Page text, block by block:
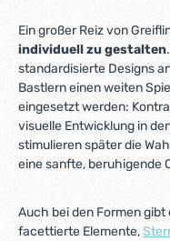
Ein großer Reiz von
individuell zu gestalten
standardisierte Designs
Bastlern einen weiten
eingesetzt werden:
visuelle Entwicklung in
stimulieren später die
eine sanfte, beruhigende
Auch bei den Formen gibt
facettierte Elemente,